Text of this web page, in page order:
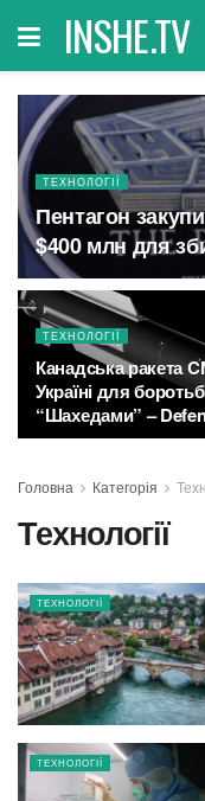
INSHE.TV
ТЕХНОЛОГІЇ
Пентагон
$400 млн для
ТЕХНОЛОГІЇ
Канадська ракета
Україні для
“Шахедами” –
Головна Категорія
Технології
ТЕХНОЛОГІЇ
ТЕХНОЛОГІЇ